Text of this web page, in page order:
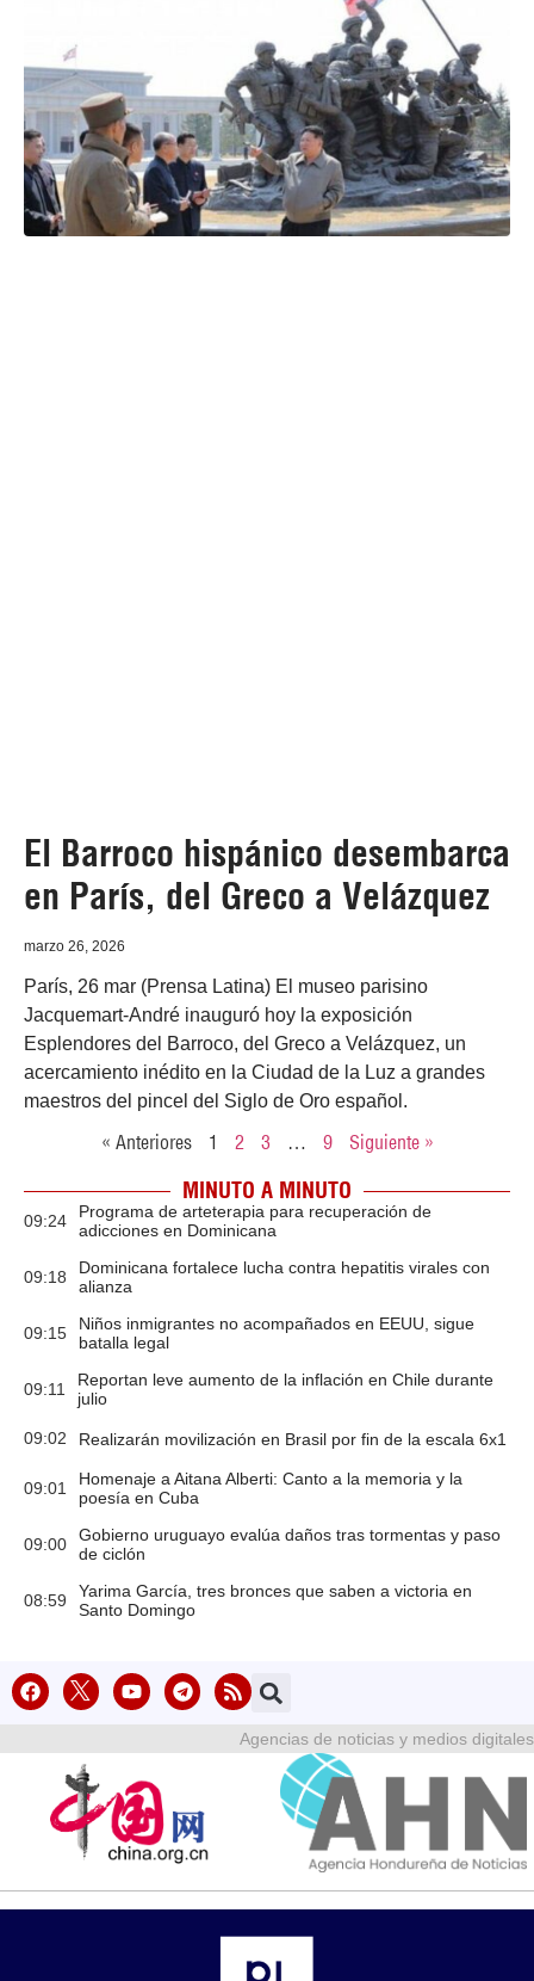
El Barroco hispánico desembarca
en París, del Greco a Velázquez
marzo 26, 2026
París, 26 mar (Prensa Latina) El museo parisino
Jacquemart-André inauguró hoy la exposición
Esplendores del Barroco, del Greco a Velázquez, un
acercamiento inédito en la Ciudad de la Luz a grandes
maestros del pincel del Siglo de Oro español.
« Anteriores 1 2 3 … 9 Siguiente »
MINUTO A MINUTO
09:24
Programa de arteterapia para recuperación de
adicciones en Dominicana
09:18
Dominicana fortalece lucha contra hepatitis virales con
alianza
09:15
Niños inmigrantes no acompañados en EEUU, sigue
batalla legal
09:11
Reportan leve aumento de la inflación en Chile durante
julio
09:02 Realizarán movilización en Brasil por fin de la escala 6x1
09:01
Homenaje a Aitana Alberti: Canto a la memoria y la
poesía en Cuba
09:00
Gobierno uruguayo evalúa daños tras tormentas y paso
de ciclón
08:59
Yarima García, tres bronces que saben a victoria en
Santo Domingo
Agencias de noticias y medios digitales